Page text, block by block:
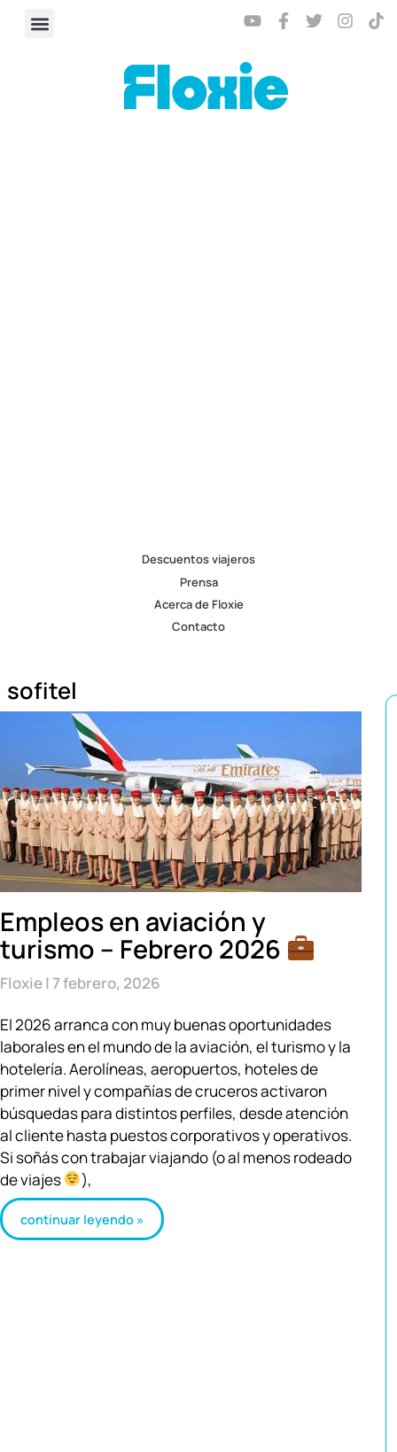
Descuentos viajeros
Prensa
Acerca de Floxie
Contacto
sofitel
Empleos en aviación y
turismo – Febrero 2026
Floxie 7 febrero, 2026
El 2026 arranca con muy buenas oportunidades
laborales en el mundo de la aviación, el turismo y la
hotelería. Aerolíneas, aeropuertos, hoteles de
primer nivel y compañías de cruceros activaron
búsquedas para distintos perfiles, desde atención
al cliente hasta puestos corporativos y operativos.
Si soñás con trabajar viajando (o al menos rodeado
de viajes
),
continuar leyendo »